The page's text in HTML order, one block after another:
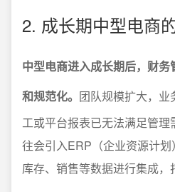
2. 成长期中型电商
中型电商进入成长期后，财
和规范化。 团队规模扩大，
工或平台报表已无法满足管
往会引入ERP（企业资源计划
库存、销售等数据进行集成，